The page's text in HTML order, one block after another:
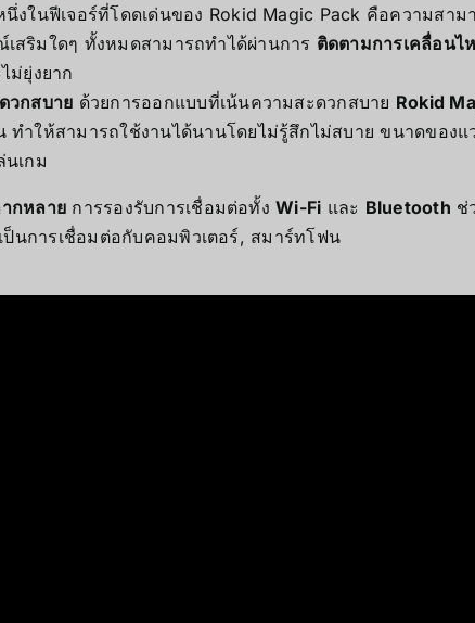
นึ่งในฟีเจอร์ที่โดดเด่นของ Rokid Magic Pack คือความสา
สริมใดๆ ทั้งหมดสามารถทำได้ผ่านการ ติดตามการเคลื่อนไ
ม่ยุ่งยาก
วกสบาย ด้วยการออกแบบที่เน้นความสะดวกสบาย Rokid
ทำให้สามารถใช้งานได้นานโดยไม่รู้สึกไม่สบาย ขนาดของ
เกม
กหลาย การรองรับการเชื่อมต่อทั้งWi-Fi และ Bluetooth ช่
ป็นการเชื่อมต่อกับคอมพิวเตอร์, สมาร์ทโฟน